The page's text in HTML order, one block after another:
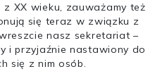
XX wieku, zauważamy też
się teraz w związku z
nasz sekretariat –
i przyjaźnie nastawiony do
się z nim osób.